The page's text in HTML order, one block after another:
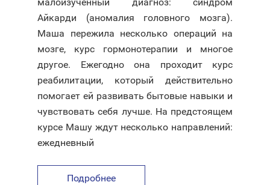
Айкарди (аномалия головного мозга).
Маша пережила несколько операций на
мозге, курс гормонотерапии и многое
другое. Ежегодно она проходит курс
реабилитации, который действительно
помогает ей развивать бытовые навыки и
чувствовать себя лучше. На предстоящем
курсе Машу ждут несколько направлений:
ежедневный
Подробнее